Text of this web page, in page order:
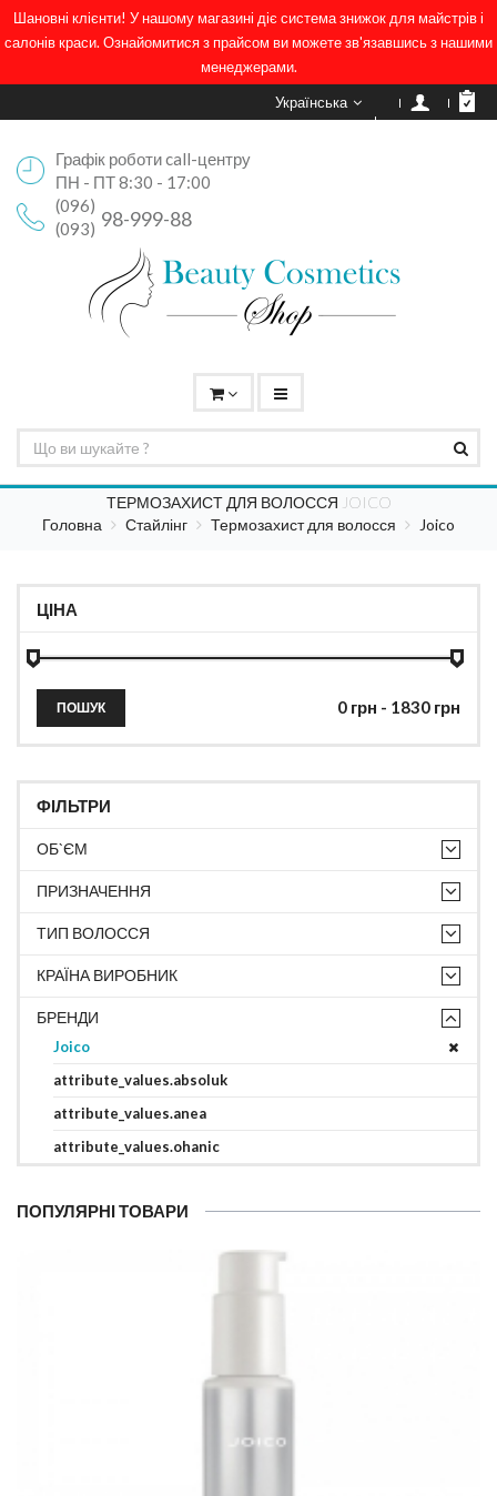
Шановні клієнти! У нашому магазині діє система знижок для майстрів і
салонів краси. Ознайомитися з прайсом ви можете зв'язавшись з нашими
менеджерами.
Українська
Графік роботи call-центру
ПН - ПТ 8:30 - 17:00
(096)
98-999-88
(093)
ТЕРМОЗАХИСТ ДЛЯ ВОЛОССЯ JOICO
Головна
Стайлінг Термозахист для волосся Joico
ЦІНА
ПОШУК
ФІЛЬТРИ
ОБ`ЄМ
ПРИЗНАЧЕННЯ
ТИП ВОЛОССЯ
КРАЇНА ВИРОБНИК
БРЕНДИ
Joico
attribute_values.absoluk
attribute_values.anea
attribute_values.ohanic
ПОПУЛЯРНІ ТОВАРИ